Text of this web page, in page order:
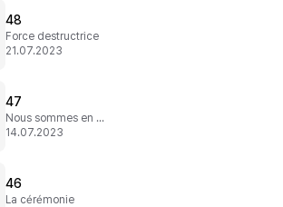
48
Force destructrice
21.07.2023
47
Nous sommes en guerre
14.07.2023
46
La cérémonie